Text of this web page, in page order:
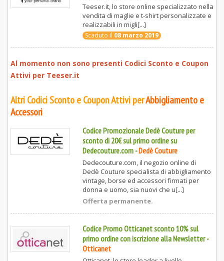
Teeser.it, lo store online specializzato nella
vendita di maglie e t-shirt personalizzate e
realizzabili in migli[...]
Scaduto il 08 marzo 2019
Al momento non sono presenti Codici Sconto e Coupon
Attivi per Teeser.it
Altri Codici Sconto e Coupon Attivi perAbbigliamento e
Accessori
Codice Promozionale Dedè Couture per
sconto di 20€ sul primo ordine su
Dedecouture.com-Dedè Couture
Dedecouture.com, il negozio online di
Dedè Couture specialista di abbigliamento
vintage, borse ed accessori firmati per
donna e uomo, sia nuovi che u[...]
Offerta permanente.
Codice Promo Otticanet sconto 10% sul
primo ordine con iscrizione alla Newsletter-
Otticanet